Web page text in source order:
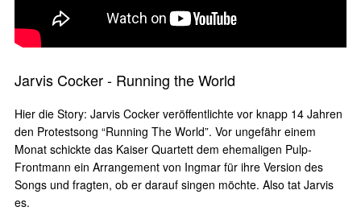
Jarvis Cocker - Running the World
Hier die Story: Jarvis Cockerveröffentlichte vor knapp 14 Jahren
den Protestsong “Running The World”. Vor ungefähr einem
Monat schickte das Kaiser Quartettdem ehemaligen Pulp-
Frontmann ein Arrangement von Ingmar für ihre Version des
Songs und fragten, ob er darauf singen möchte. Also tat Jarvis
es.